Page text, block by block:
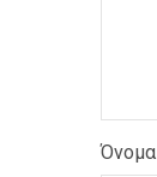
Όνομα